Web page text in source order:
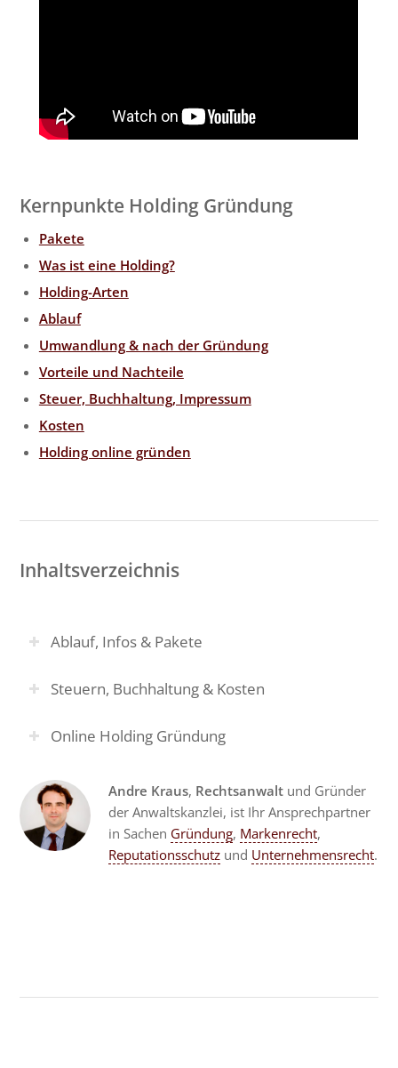
Kernpunkte Holding Gründung
Pakete
Was ist eine Holding?
Holding-Arten
Ablauf
Umwandlung & nach der Gründung
Vorteile und Nachteile
Steuer, Buchhaltung, Impressum
Kosten
Holding online gründen
Inhaltsverzeichnis
Ablauf, Infos & Pakete
Steuern, Buchhaltung & Kosten
Online Holding Gründung
Andre Kraus, Rechtsanwalt und Gründer
der Anwaltskanzlei, ist Ihr Ansprechpartner
in Sachen Gründung, Markenrecht,
Reputationsschutzund Unternehmensrecht.